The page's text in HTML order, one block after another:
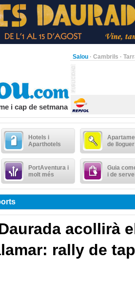
Salou · Cambrils ·
i cap de setmana
Hotels i
Aparthotels
de lloguer
PortAventura i
molt més
Guia
i de
acollirà
rally de